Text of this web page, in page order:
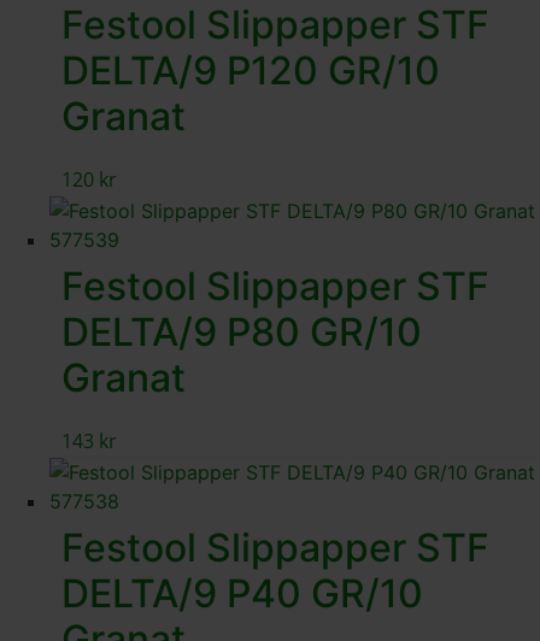
Festool Slippapper STF
DELTA/9 P120 GR/10
Granat
120 kr
Festool Slippapper STF
DELTA/9 P80 GR/10
Granat
143 kr
Festool Slippapper STF
DELTA/9 P40 GR/10